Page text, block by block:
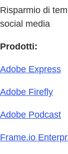
Risparmio di
social media
Prodotti:
Adobe Express
Adobe Firefly
Adobe Podcast
Frame.io